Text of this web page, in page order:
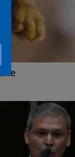
foram expostos!
do judiciário que o
Clique no link abaixo:
que-voce-nao-